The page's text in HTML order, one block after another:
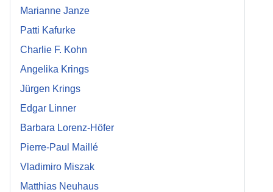
Marianne Janze
Patti Kafurke
Charlie F. Kohn
Angelika Krings
Jürgen Krings
Edgar Linner
Barbara Lorenz-Höfer
Pierre-Paul Maillé
Vladimiro Miszak
Matthias Neuhaus